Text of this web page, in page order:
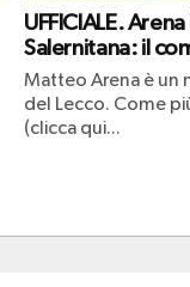
UFFICIALE.
Salernitana: il
Matteo Arena è un
del Lecco. Come
(clicca qui...